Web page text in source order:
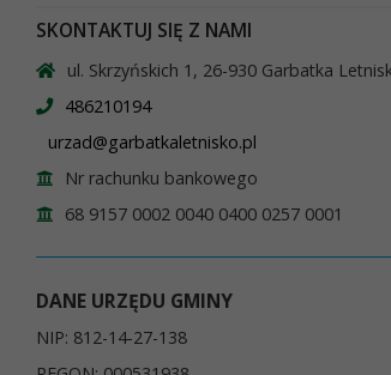
SKONTAKTUJ SIĘ Z NAMI
ul. Skrzyńskich 1, 26-930 Garbatka
486210194
urzad@garbatkaletnisko.pl
Nr rachunku bankowego
68 9157 0002 0040 0400 0257 0001
DANE URZĘDU GMINY
NIP: 812-14-27-138